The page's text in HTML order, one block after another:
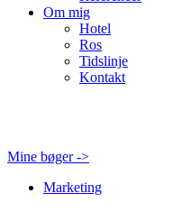
Om mig
Hotel
Ros
Tidslinje
Kontakt
Mine bøger ->
Marketing